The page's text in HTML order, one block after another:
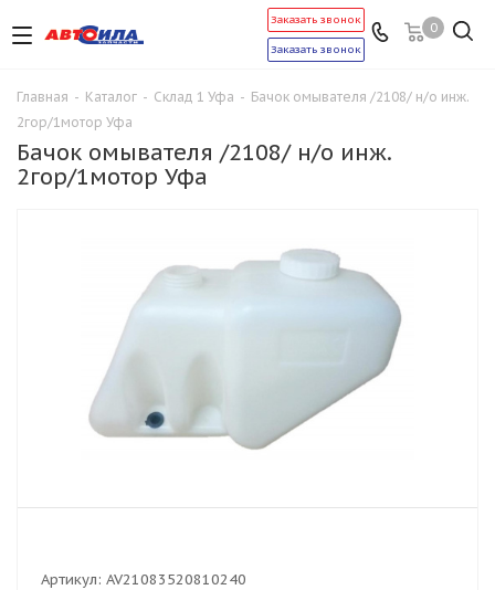
0
Заказать звонок
Заказать звонок
Главная - Каталог - Склад 1 Уфа - Бачок омывателя /2108/ н/о инж.
2гор/1мотор Уфа
Бачок омывателя /2108/ н/о инж.
2гор/1мотор Уфа
Артикул: AV21083520810240